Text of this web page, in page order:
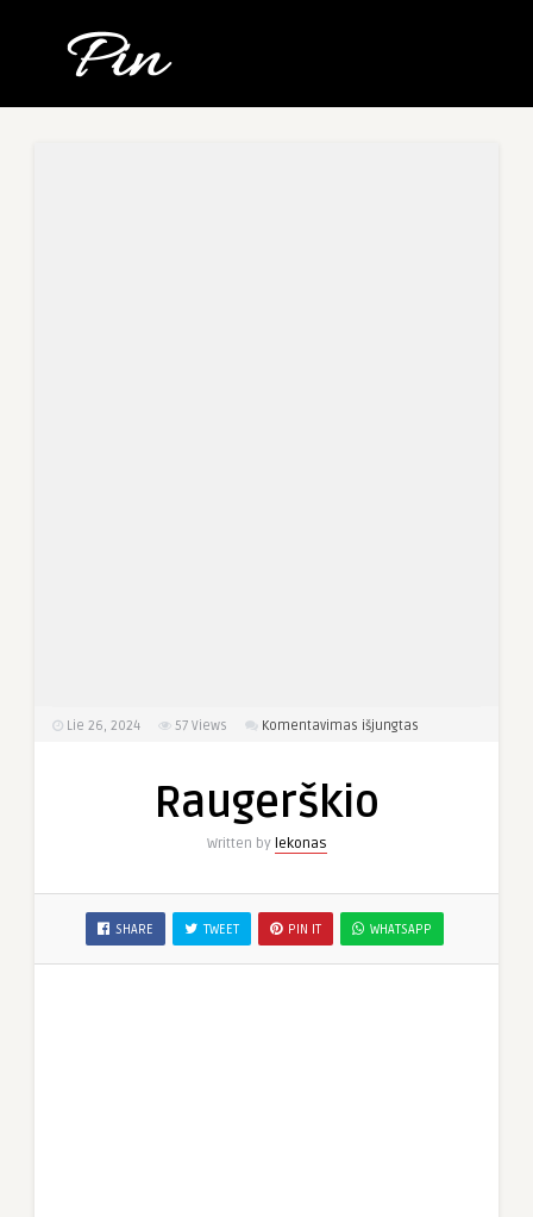
Lie 26, 2024 57 Views Komentavimas išjungtas
Raugerškio
Written by lekonas
SHARE TWEET PIN IT WHATSAPP